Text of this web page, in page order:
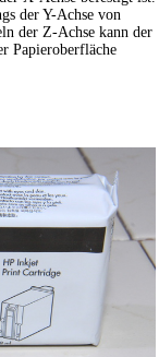
der Y-Achse von
der Z-Achse kann der
Papieroberfläche